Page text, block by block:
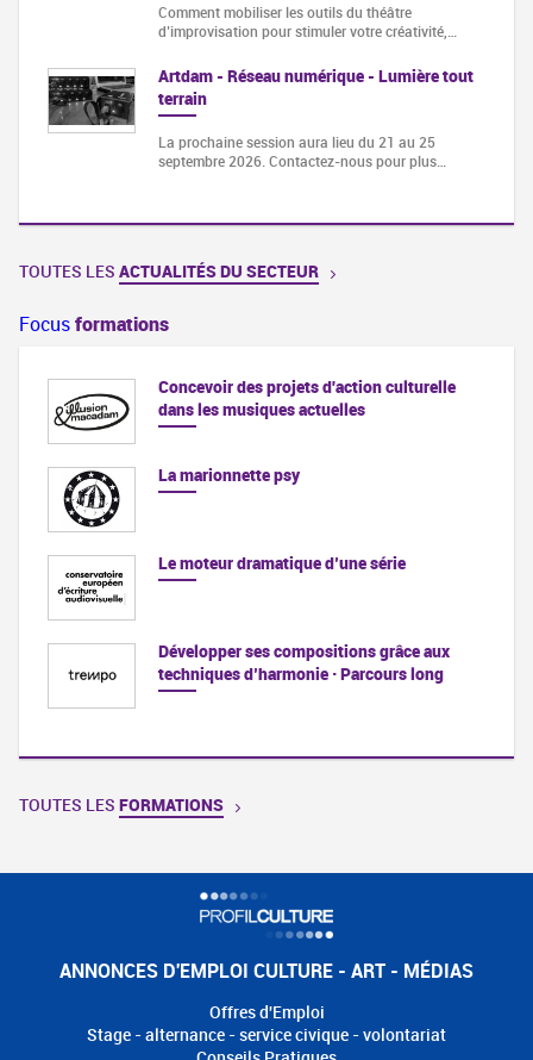
Comment mobiliser les outils du théâtre
d’improvisation pour stimuler votre créativité,…
Artdam - Réseau numérique - Lumière tout
terrain
La prochaine session aura lieu du 21 au 25
septembre 2026. Contactez-nous pour plus…
TOUTES LES ACTUALITÉS DU SECTEUR
Focusformations
Concevoir des projets d'action culturelle
dans les musiques actuelles
La marionnette psy
Le moteur dramatique d’une série
Développer ses compositions grâce aux
techniques d’harmonie · Parcours long
TOUTES LES FORMATIONS
ANNONCES D'EMPLOI CULTURE - ART - MÉDIAS
Offres d'Emploi
Stage - alternance - service civique - volontariat